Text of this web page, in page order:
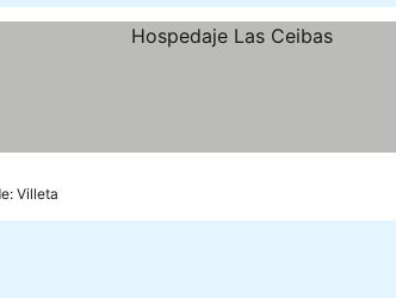
Villeta